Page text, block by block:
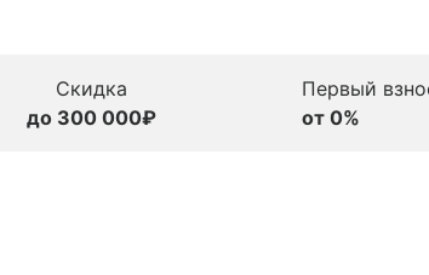
Скидка
до 300 000₽
Первый
от 0%